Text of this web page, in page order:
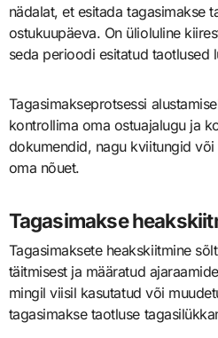
nädalat, et esitada tagasimakse
ostukuupäeva. On ülioluline
seda perioodi esitatud taotlused
Tagasimakseprotsessi
kontrollima oma ostuajalugu ja
dokumendid, nagu kviitungid
oma nõuet.
Tagasimakse
Tagasimaksete heakskiitmine
täitmisest ja määratud
mingil viisil kasutatud või
tagasimakse taotluse